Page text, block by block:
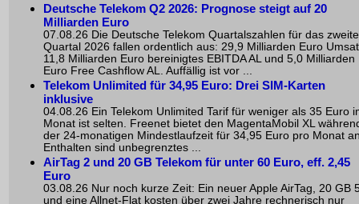
Deutsche Telekom Q2 2026: Prognose steigt auf 20
Milliarden Euro
07.08.26 Die Deutsche Telekom Quartalszahlen für das zweite
Quartal 2026 fallen ordentlich aus: 29,9 Milliarden Euro
11,8 Milliarden Euro bereinigtes EBITDA AL und 5,0 Milliarden
Euro Free Cashflow AL. Auffällig ist vor ...
Telekom Unlimited für 34,95 Euro: Drei SIM-Karten
inklusive
04.08.26 Ein Telekom Unlimited Tarif für weniger als 35 Euro
Monat ist selten. Freenet bietet den MagentaMobil XL
der 24-monatigen Mindestlaufzeit für 34,95 Euro pro Monat
Enthalten sind unbegrenztes ...
AirTag 2 und 20 GB Telekom für unter 60 Euro, eff. 2,45
Euro
03.08.26 Nur noch kurze Zeit: Ein neuer Apple AirTag, 20 GB
und eine Allnet-Flat kosten über zwei Jahre rechnerisch nur